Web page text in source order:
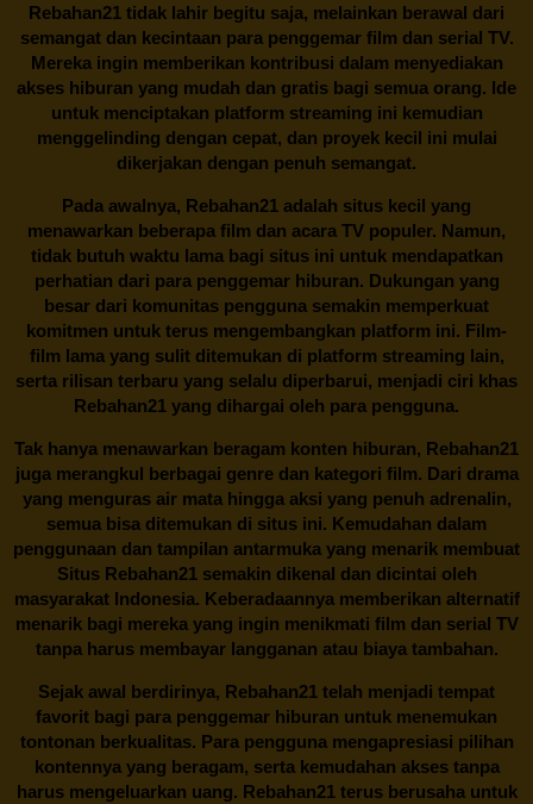
Rebahan21 tidak lahir begitu saja, melainkan berawal dari
semangat dan kecintaan para penggemar film dan serial TV.
Mereka ingin memberikan kontribusi dalam menyediakan
akses hiburan yang mudah dan gratis bagi semua orang. Ide
untuk menciptakan platform streaming ini kemudian
menggelinding dengan cepat, dan proyek kecil ini mulai
dikerjakan dengan penuh semangat.
Pada awalnya, Rebahan21 adalah situs kecil yang
menawarkan beberapa film dan acara TV populer. Namun,
tidak butuh waktu lama bagi situs ini untuk mendapatkan
perhatian dari para penggemar hiburan. Dukungan yang
besar dari komunitas pengguna semakin memperkuat
komitmen untuk terus mengembangkan platform ini. Film-
film lama yang sulit ditemukan di platform streaming lain,
serta rilisan terbaru yang selalu diperbarui, menjadi ciri khas
Rebahan21 yang dihargai oleh para pengguna.
Tak hanya menawarkan beragam konten hiburan, Rebahan21
juga merangkul berbagai genre dan kategori film. Dari drama
yang menguras air mata hingga aksi yang penuh adrenalin,
semua bisa ditemukan di situs ini. Kemudahan dalam
penggunaan dan tampilan antarmuka yang menarik membuat
Situs Rebahan21semakin dikenal dan dicintai oleh
masyarakat Indonesia. Keberadaannya memberikan alternatif
menarik bagi mereka yang ingin menikmati film dan serial TV
tanpa harus membayar langganan atau biaya tambahan.
Sejak awal berdirinya, Rebahan21 telah menjadi tempat
favorit bagi para penggemar hiburan untuk menemukan
tontonan berkualitas. Para pengguna mengapresiasi pilihan
kontennya yang beragam, serta kemudahan akses tanpa
harus mengeluarkan uang. Rebahan21terus berusaha untuk